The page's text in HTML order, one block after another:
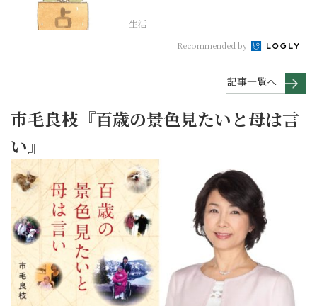
生活
Recommended by
記事一覧へ
市毛良枝『百歳の景色見たいと母は言
い』